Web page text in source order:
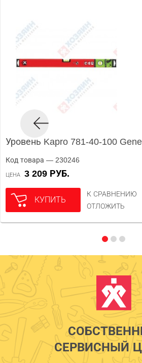
Уровень Kapro 781-40-100
Код товара — 230246
ЦЕНА 3 209 РУБ.
КУПИТЬ
К СРАВНЕНИЮ
ОТЛОЖИТЬ
СЕРВИСНЫЙ